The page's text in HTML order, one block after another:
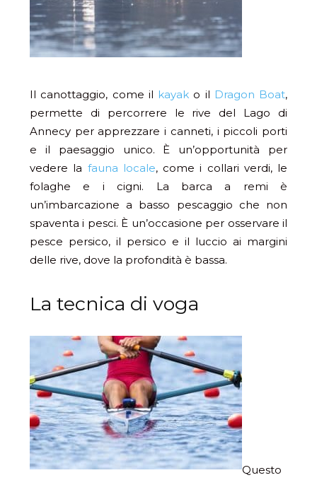
Il canottaggio, come il kayak o il Dragon Boat,
permette di percorrere le rive del Lago di
Annecy per apprezzare i canneti, i piccoli porti
e il paesaggio unico. È un’opportunità per
vedere la fauna locale, come i collari verdi, le
folaghe e i cigni. La barca a remi è
un’imbarcazione a basso pescaggio che non
spaventa i pesci. È un’occasione per osservare il
pesce persico, il persico e il luccio ai margini
delle rive, dove la profondità è bassa.
La tecnica di voga
Questo